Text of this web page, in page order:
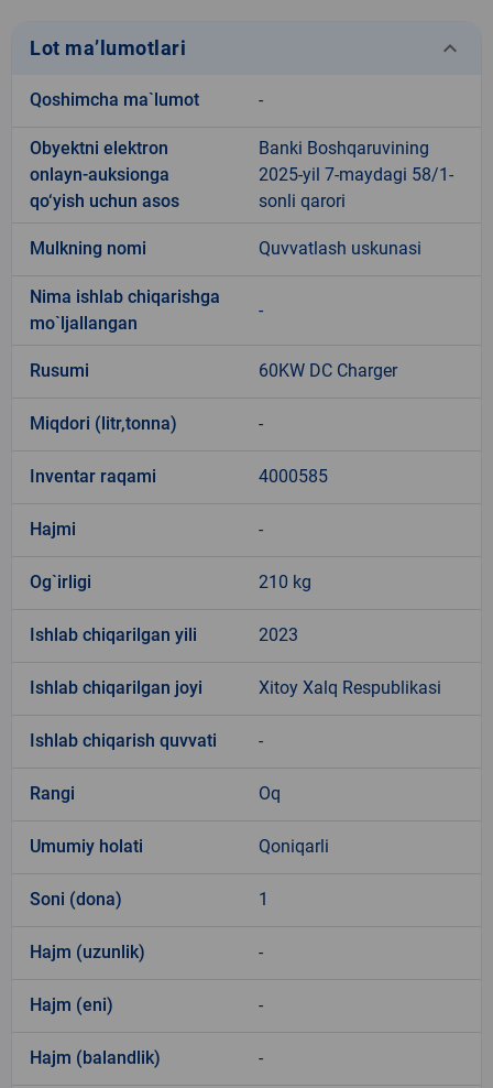
Lot ma’lumotlari keyboard_arrow_down
Qoshimcha ma`lumot -
Obyektni elektron
onlayn-auksionga
qo‘yish uchun asos
Banki Boshqaruvining
2025-yil 7-maydagi 58/1-
sonli qarori
Mulkning nomi Quvvatlash uskunasi
Nima ishlab chiqarishga
mo`ljallangan
-
Rusumi 60KW DC Charger
Miqdori (litr,tonna) -
Inventar raqami 4000585
Hajmi -
Og`irligi 210 kg
Ishlab chiqarilgan yili 2023
Ishlab chiqarilgan joyi Xitoy Xalq Respublikasi
Ishlab chiqarish quvvati -
Rangi Oq
Umumiy holati Qoniqarli
Soni (dona) 1
Hajm (uzunlik) -
Hajm (eni) -
Hajm (balandlik) -